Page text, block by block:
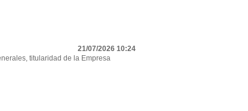
21/07/2026 10:24
titularidad de la Empresa